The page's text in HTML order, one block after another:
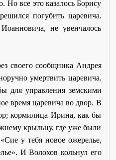
Но все это казалось Борису
погубить царевича.
не увенчалось
своего сообщника Андрея
умертвить царевича.
для управления земскими
время царевича во двор. В
кормилица Ирина, как бы
крыльцу, где уже были
у тебя новое ожерелье,
И Волохов кольнул его